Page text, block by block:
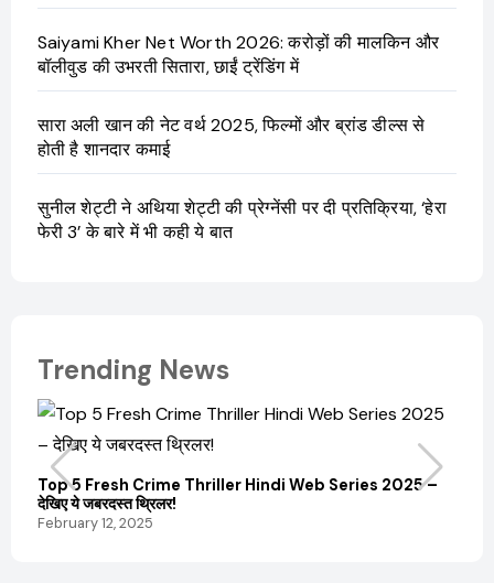
Saiyami Kher Net Worth 2026: करोड़ों की मालकिन और
बॉलीवुड की उभरती सितारा, छाईं ट्रेंडिंग में
सारा अली खान की नेट वर्थ 2025, फिल्मों और ब्रांड डील्स से
होती है शानदार कमाई
सुनील शेट्टी ने अथिया शेट्टी की प्रेग्नेंसी पर दी प्रतिक्रिया, ‘हेरा
फेरी 3’ के बारे में भी कही ये बात
Trending News
Top 5 Fresh Crime Thriller Hindi Web Series 2025 –
देखिए ये जबरदस्त थ्रिलर!
February 12, 2025